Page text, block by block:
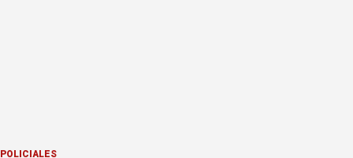
POLICIALES